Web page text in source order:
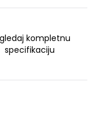
kompletnu
specifikaciju